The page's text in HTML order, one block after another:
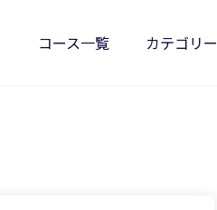
コース一覧 カテゴリー